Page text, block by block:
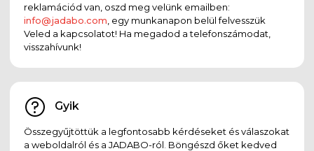
reklamációd van, oszd meg velünk emailben:
info@jadabo.com , egy munkanapon belül felvesszük
Veled a kapcsolatot! Ha megadod a telefonszámodat,
visszahívunk!
Gyik
Összegyűjtöttük a legfontosabb kérdéseket és válaszokat
a weboldalról és a JADABO-ról. Böngészd őket kedved